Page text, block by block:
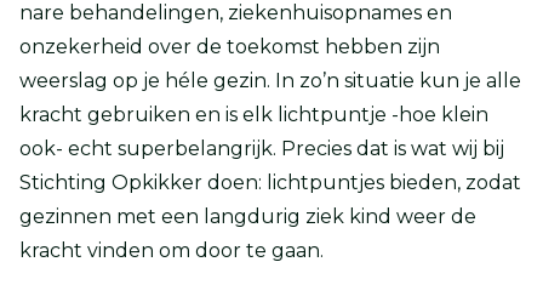
nare behandelingen, ziekenhuisopnames en
onzekerheid over de toekomst hebben zijn
weerslag op je héle gezin. In zo’n situatie kun je alle
kracht gebruiken en is elk lichtpuntje -hoe klein
ook- echt superbelangrijk. Precies dat is wat wij bij
Stichting Opkikker doen: lichtpuntjes bieden, zodat
gezinnen met een langdurig ziek kind weer de
kracht vinden om door te gaan.